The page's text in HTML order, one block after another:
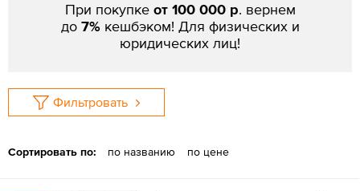
При покупке от 100 000 р. вернем
до 7% кешбэком! Для физических и
юридических лиц!
Фильтровать
Сортировать по: по названию по цене